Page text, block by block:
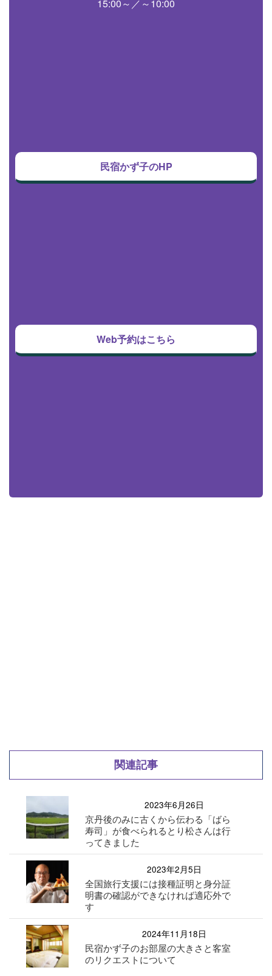
15:00～／～10:00
民宿かず子のHP
Web予約はこちら
関連記事
2023年6月26日
京丹後のみに古くから伝わる「ばら
寿司」が食べられるとり松さんは行
ってきました
2023年2月5日
全国旅行支援には接種証明と身分証
明書の確認ができなければ適応外で
す
2024年11月18日
民宿かず子のお部屋の大きさと客室
のリクエストについて